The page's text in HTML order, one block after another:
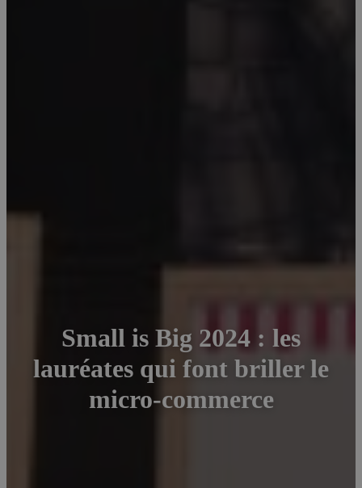
Small is Big 2024 : les
lauréates qui font briller le
micro-commerce